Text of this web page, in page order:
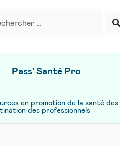
Pass' Santé Pro
en promotion de la santé des
des professionnels